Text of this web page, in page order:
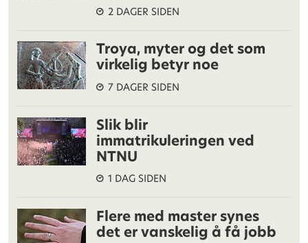
2 DAGER SIDEN
Troya, myter og det som
virkelig betyr noe
7 DAGER SIDEN
Slik blir
immatrikuleringen ved
NTNU
1 DAG SIDEN
Flere med master synes
det er vanskelig å få jobb